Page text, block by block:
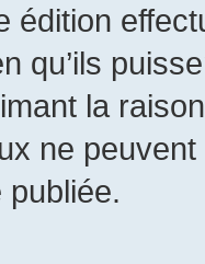
édition
qu’ils
la
ne
publiée.